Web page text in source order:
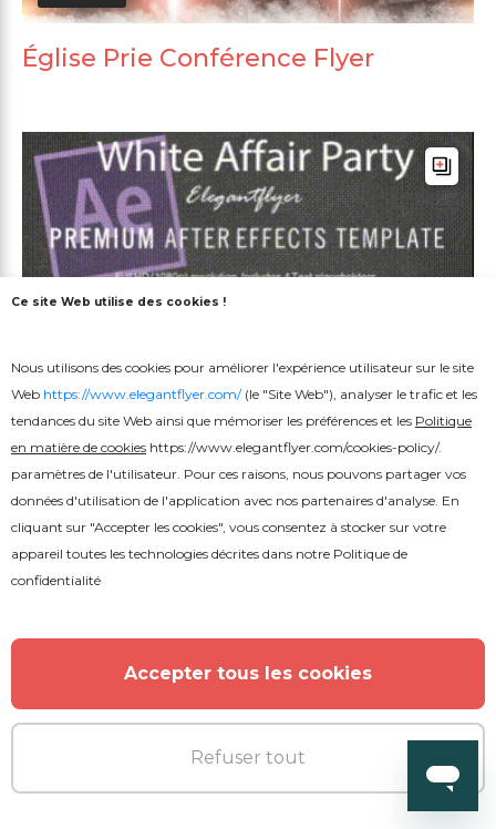
Église Prie Conférence Flyer
Ce site Web utilise des cookies !
Nous utilisons des cookies pour améliorer l'expérience utilisateur sur le site
Web https://www.elegantflyer.com/(le "Site Web"), analyser le trafic et les
tendances du site Web ainsi que mémoriser les préférences et les Politique
en matière de cookies https://www.elegantflyer.com/cookies-policy/.
paramètres de l'utilisateur. Pour ces raisons, nous pouvons partager vos
données d'utilisation de l'application avec nos partenaires d'analyse. En
cliquant sur "Accepter les cookies", vous consentez à stocker sur votre
appareil toutes les technologies décrites dans notre Politique de
confidentialité
Accepter tous les cookies
Refuser tout